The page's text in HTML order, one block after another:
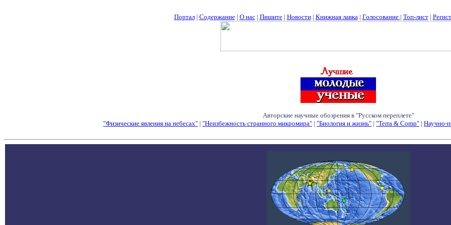
Портал| Содержание| О нас| Пишите| Новости| Книжная лавка| Голосование | Топ-лист|
Авторские научные обозрения в "Русском переплете"
"Физические явления на небесах" | "Неизбежность странного микромира" | "Биология и жизнь" | "Terra & Comp" | Научно-